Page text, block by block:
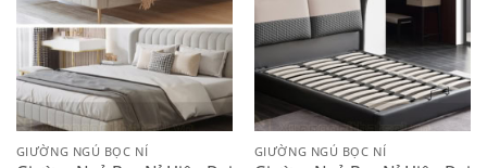
GIƯỜNG NGỦ BỌC NỈ GIƯỜNG NGỦ BỌC NỈ